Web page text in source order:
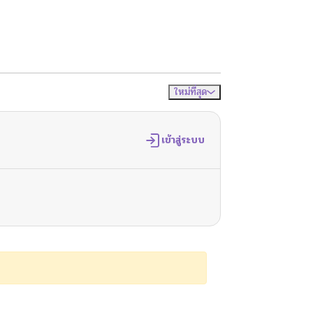
ใหม่ที่สุด
เข้าสู่ระบบ